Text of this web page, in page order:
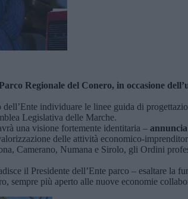
Regionale del Conero, in occasione
individuare le linee guida di
Legislativa delle Marche.
una visione fortemente identitaria –
delle attività economico-
Camerano, Numana e Sirolo, gli Ordini
il Presidente dell’Ente parco – esaltare
sempre più aperto alle nuove economie